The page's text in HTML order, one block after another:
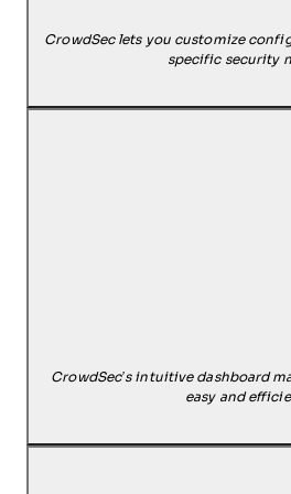
CrowdSec lets you customize
specific security
CrowdSec’s intuitive dashboard
easy and